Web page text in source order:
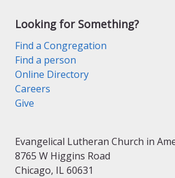
Looking for Something?
Find a Congregation
Find a person
Online Directory
Careers
Give
Evangelical Lutheran Church in
8765 W Higgins Road
Chicago, IL 60631